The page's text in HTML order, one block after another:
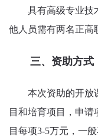
具有高级专业技
他人员需有两名正高
三、资助方式
本次资助的开放
目和培育项目，申
目每项3-5万元，一